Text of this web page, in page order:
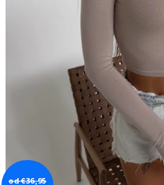
od €36,95